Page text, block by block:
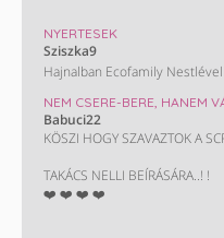
NYERTESEK
Sziszka9
Hajnalban Ecofamily
NEM CSERE-BERE, HANEM
Babuci22
KÖSZI HOGY SZAVAZTOK A
TAKÁCS NELLI BEÍRÁSÁRA..! !
❤️ ❤️ ❤️ ❤️